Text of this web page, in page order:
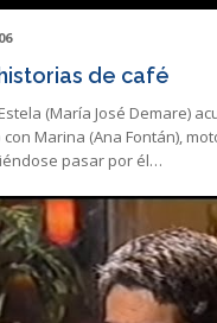
de café
(María José Demare)
Marina (Ana Fontán),
pasar por él…